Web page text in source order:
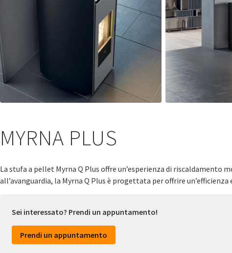
MYRNA PLUS
La stufa a pellet Myrna Q Plus offre un’esperienza di
all’avanguardia, la Myrna Q Plus è progettata per offrire
Sei interessato? Prendi un appuntamento!
Prendi un appuntamento